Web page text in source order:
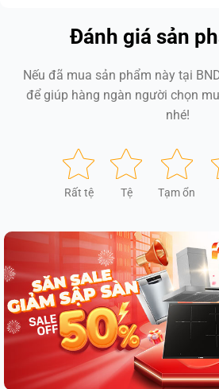
Đánh giá sản
Nếu đã mua sản phẩm này tại
để giúp hàng ngàn người chọn
nhé!
Rất tệ Tệ Tạm ổn